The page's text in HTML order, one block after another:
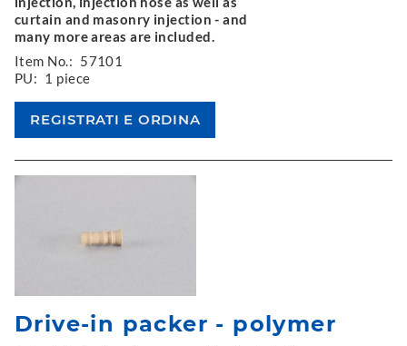
curtain and masonry injection - and
many more areas are included.
Item No.: 57101
PU: 1 piece
Drive-in packer - polymer